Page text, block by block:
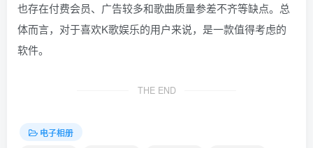
也存在付费会员、广告较多和歌曲质量参差不齐等缺点。总
体而言，对于喜欢K歌娱乐的用户来说，是一款值得考虑的
软件。
THE END
电子相册